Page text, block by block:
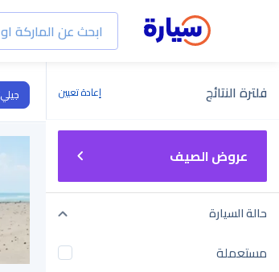
فلترة النتائج إعادة تعيين
عروض الصيف
حالة السيارة
مستعملة
جيلي